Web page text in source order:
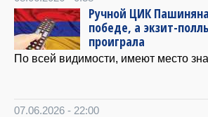
Ручной ЦИК
победе, а экзит-
проиграла
По всей видимости, имеют место
07.06.2026 - 22:00